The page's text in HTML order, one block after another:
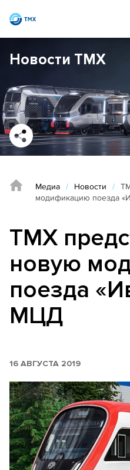
Новости ТМХ
Медиа / Новости /
модификацию поезда
ТМХ
новую
поезда
МЦД
16 АВГУСТА 2019